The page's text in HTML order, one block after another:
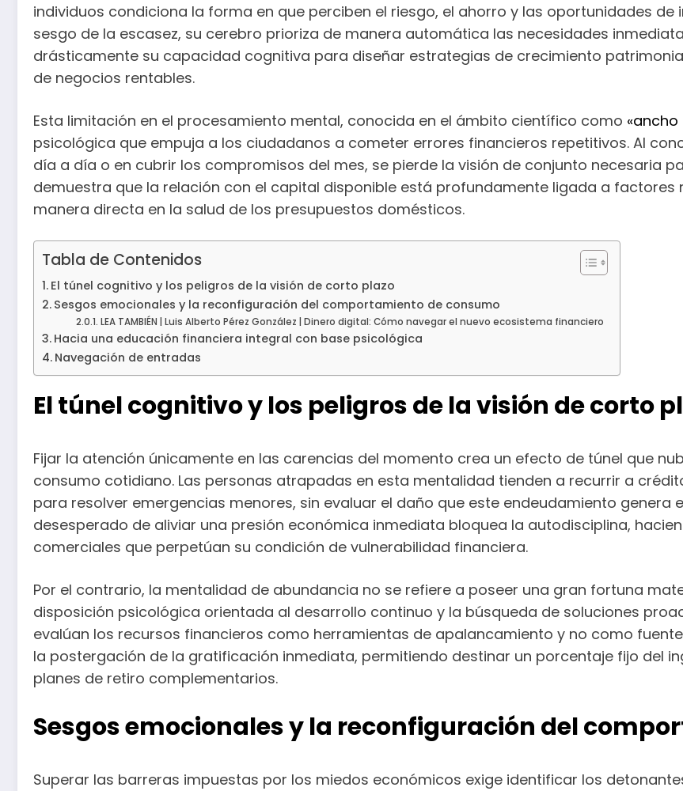
individuos condiciona la forma en que perciben el riesgo, el ahorro y las oportunidades
sesgo de la escasez, su cerebro prioriza de manera automática las necesidades
drásticamente su capacidad cognitiva para diseñar estrategias de crecimiento
de negocios rentables.
Esta limitación en el procesamiento mental, conocida en el ámbito científico como
psicológica que empuja a los ciudadanos a cometer errores financieros repetitivos. Al
día a día o en cubrir los compromisos del mes, se pierde la visión de conjunto necesaria
demuestra que la relación con el capital disponible está profundamente ligada a factores
manera directa en la salud de los presupuestos domésticos.
Tabla de Contenidos
El túnel cognitivo y los peligros de la visión de corto plazo
Sesgos emocionales y la reconfiguración del comportamiento de consumo
LEA TAMBIÉN | Luis Alberto Pérez González | Dinero digital: Cómo navegar el nuevo ecosistema financiero
Hacia una educación financiera integral con base psicológica
Navegación de entradas
El túnel cognitivo y los peligros de la visión de corto
Fijar la atención únicamente en las carencias del momento crea un efecto de túnel que
consumo cotidiano. Las personas atrapadas en esta mentalidad tienden a recurrir a
para resolver emergencias menores, sin evaluar el daño que este endeudamiento genera
desesperado de aliviar una presión económica inmediata bloquea la autodisciplina,
comerciales que perpetúan su condición de vulnerabilidad financiera.
Por el contrario, la mentalidad de abundancia no se refiere a poseer una gran fortuna
disposición psicológica orientada al desarrollo continuo y la búsqueda de soluciones
evalúan los recursos financieros como herramientas de apalancamiento y no como
la postergación de la gratificación inmediata, permitiendo destinar un porcentaje fijo del
planes de retiro complementarios.
Sesgos emocionales y la reconfiguración del
Superar las barreras impuestas por los miedos económicos exige identificar los